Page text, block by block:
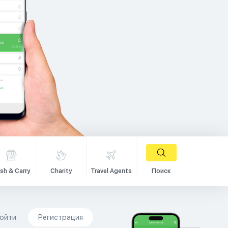
& Carry Charity Travel Agents Поиск
Регистрация